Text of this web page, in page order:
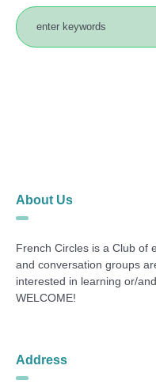
About Us
French Circles is a Club of
and conversation groups
interested in learning or/
WELCOME!
Address